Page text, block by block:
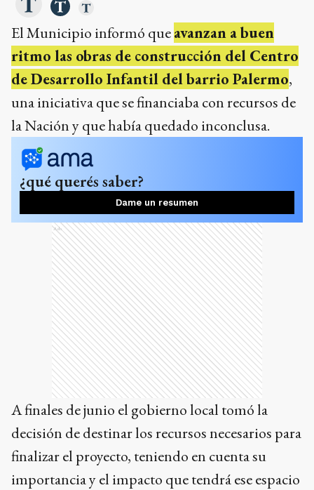
El Municipio informó queavanzan a buen
ritmo las obras de construcción del Centro
de Desarrollo Infantil del barrio Palermo,
una iniciativa que se financiaba con recursos de
la Nación y que había quedado inconclusa.
¿qué querés saber?
Dame un resumen
Ads
A finales de junio el gobierno local tomó la
decisión de destinar los recursos necesarios para
finalizar el proyecto, teniendo en cuenta su
importancia y el impacto que tendrá ese espacio